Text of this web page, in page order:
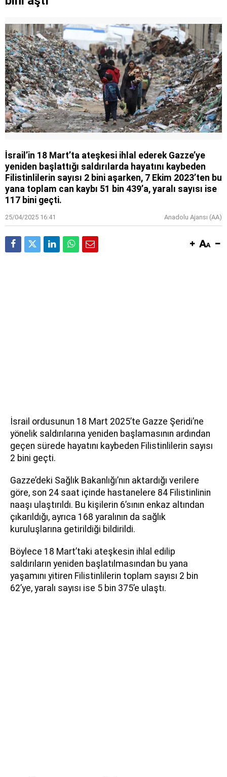
İsrail’in 18 Mart’ta ateşkesi ihlal ederek Gazze’ye
yeniden başlattığı saldırılarda hayatını kaybeden
Filistinlilerin sayısı 2 bini aşarken, 7 Ekim 2023’ten bu
yana toplam can kaybı 51 bin 439’a, yaralı sayısı ise
117 bini geçti.
25/04/2025 16:41 Anadolu Ajansı (AA)
İsrail ordusunun 18 Mart 2025’te Gazze Şeridi’ne
yönelik saldırılarına yeniden başlamasının ardından
geçen sürede hayatını kaybeden Filistinlilerin sayısı
2 bini geçti.
Gazze’deki Sağlık Bakanlığı’nın aktardığı verilere
göre, son 24 saat içinde hastanelere 84 Filistinlinin
naaşı ulaştırıldı. Bu kişilerin 6’sının enkaz altından
çıkarıldığı, ayrıca 168 yaralının da sağlık
kuruluşlarına getirildiği bildirildi.
Böylece 18 Mart’taki ateşkesin ihlal edilip
saldırıların yeniden başlatılmasından bu yana
yaşamını yitiren Filistinlilerin toplam sayısı 2 bin
62’ye, yaralı sayısı ise 5 bin 375’e ulaştı.